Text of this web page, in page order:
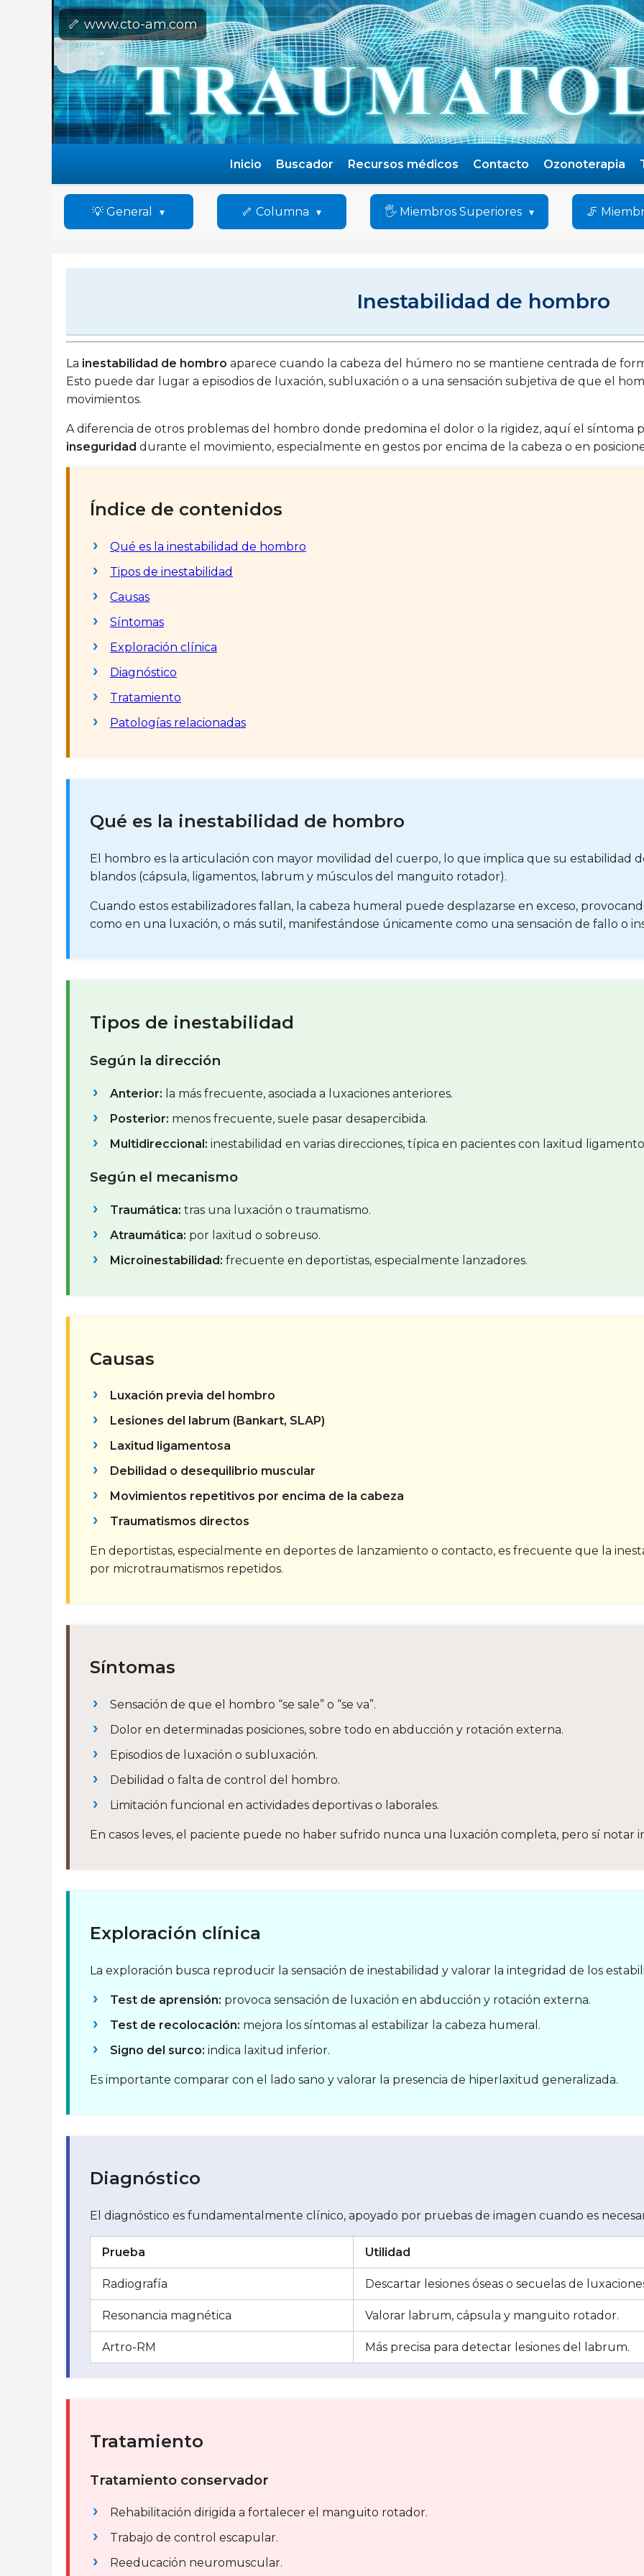
🦴 www.cto-am.com
Inicio Buscador Recursos médicos Contacto Ozonoterapia
💡 General 🦴 Columna 🖐️ Miembros Superiores 🦵
Inestabilidad de hombro
La inestabilidad de hombro aparece cuando la cabeza del húmero no se mantiene centrada de
Esto puede dar lugar a episodios de luxación, subluxación o a una sensación subjetiva de que el
movimientos.
A diferencia de otros problemas del hombro donde predomina el dolor o la rigidez, aquí el síntoma
inseguridad durante el movimiento, especialmente en gestos por encima de la cabeza o en
Índice de contenidos
Qué es la inestabilidad de hombro
Tipos de inestabilidad
Causas
Síntomas
Exploración clínica
Diagnóstico
Tratamiento
Patologías relacionadas
Qué es la inestabilidad de hombro
El hombro es la articulación con mayor movilidad del cuerpo, lo que implica que su estabilidad
blandos (cápsula, ligamentos, labrum y músculos del manguito rotador).
Cuando estos estabilizadores fallan, la cabeza humeral puede desplazarse en exceso,
como en una luxación, o más sutil, manifestándose únicamente como una sensación de fallo o
Tipos de inestabilidad
Según la dirección
Anterior: la más frecuente, asociada a luxaciones anteriores.
Posterior: menos frecuente, suele pasar desapercibida.
Multidireccional: inestabilidad en varias direcciones, típica en pacientes con laxitud
Según el mecanismo
Traumática: tras una luxación o traumatismo.
Atraumática: por laxitud o sobreuso.
Microinestabilidad: frecuente en deportistas, especialmente lanzadores.
Causas
Luxación previa del hombro
Lesiones del labrum (Bankart, SLAP)
Laxitud ligamentosa
Debilidad o desequilibrio muscular
Movimientos repetitivos por encima de la cabeza
Traumatismos directos
En deportistas, especialmente en deportes de lanzamiento o contacto, es frecuente que la
por microtraumatismos repetidos.
Síntomas
Sensación de que el hombro “se sale” o “se va”.
Dolor en determinadas posiciones, sobre todo en abducción y rotación externa.
Episodios de luxación o subluxación.
Debilidad o falta de control del hombro.
Limitación funcional en actividades deportivas o laborales.
En casos leves, el paciente puede no haber sufrido nunca una luxación completa, pero sí notar
Exploración clínica
La exploración busca reproducir la sensación de inestabilidad y valorar la integridad de los
Test de aprensión: provoca sensación de luxación en abducción y rotación externa.
Test de recolocación: mejora los síntomas al estabilizar la cabeza humeral.
Signo del surco: indica laxitud inferior.
Es importante comparar con el lado sano y valorar la presencia de hiperlaxitud generalizada.
Diagnóstico
El diagnóstico es fundamentalmente clínico, apoyado por pruebas de imagen cuando es
Prueba Utilidad
Radiografía Descartar lesiones óseas o secuelas de
Resonancia magnética Valorar labrum, cápsula y manguito rotador.
Artro-RM Más precisa para detectar lesiones del labrum.
Tratamiento
Tratamiento conservador
Rehabilitación dirigida a fortalecer el manguito rotador.
Trabajo de control escapular.
Reeducación neuromuscular.